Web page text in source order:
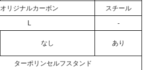
オリジナルカーボン
スチール
L
-
なし あり
ターポリンセルフスタンド